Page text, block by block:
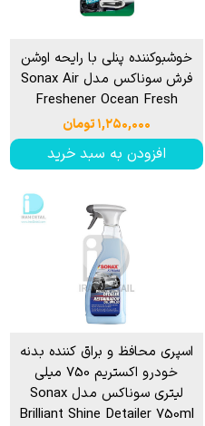
خوشبوكننده پنلی با رایحه اوشن
فرش سوناكس مدل Sonax Air
Freshener Ocean Fresh
۱,۲۵۰,۰۰۰ تومان
افزودن به سبد خرید
اسپری محافظ و براق کننده بدنه
خودرو اکستریم 750 میلی
لیتری سوناکس مدل Sonax
Brilliant Shine Detailer 750ml